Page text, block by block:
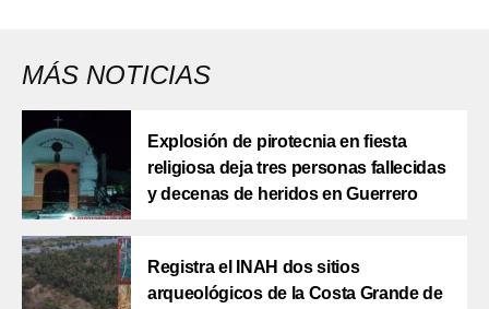
MÁS NOTICIAS
Explosión de pirotecnia en fiesta
religiosa deja tres personas fallecidas
y decenas de heridos en Guerrero
Registra el INAH dos sitios
arqueológicos de la Costa Grande de